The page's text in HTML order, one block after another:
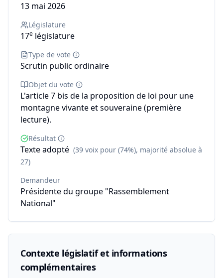
13 mai 2026
Législature
17e législature
Type de vote
Scrutin public ordinaire
Objet du vote
L'article 7 bis de la proposition de loi pour une
montagne vivante et souveraine (première
lecture).
Résultat
Texte adopté (39 voix pour (74%), majorité absolue à
27)
Demandeur
Présidente du groupe "Rassemblement
National"
Contexte législatif et informations
complémentaires